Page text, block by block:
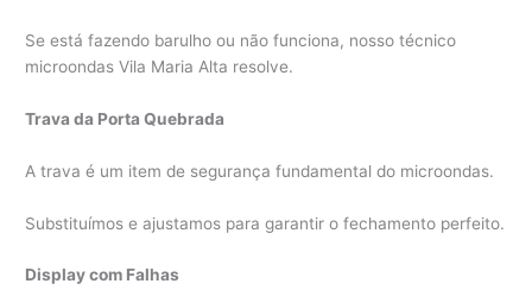
Se está fazendo barulho ou não funciona, nosso técnico
microondas Vila Maria Alta resolve.
Trava da Porta Quebrada
A trava é um item de segurança fundamental do microondas.
Substituímos e ajustamos para garantir o fechamento perfeito.
Display com Falhas